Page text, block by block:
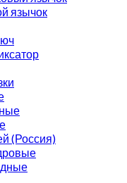
язычок
(Россия)